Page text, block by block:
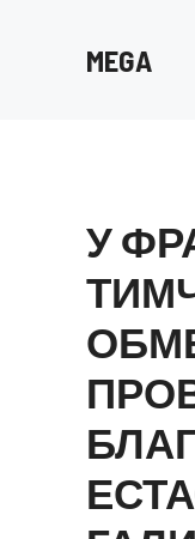
MEGA
У